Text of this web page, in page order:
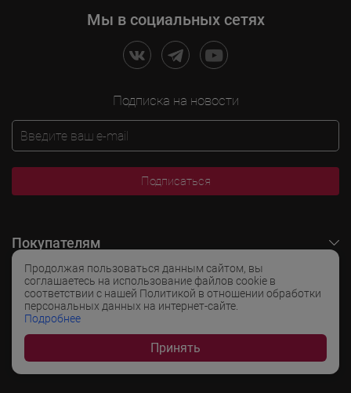
Продолжая пользоваться данным сайтом, вы
соглашаетесь на использование файлов cookie в
соответствии с нашей Политикой в отношении обработки
персональных данных на интернет-сайте.
Подробнее
Принять
Мы в социальных сетях
Подписка на новости
Подписаться
Покупателям
O LADOGA Wine
Интересные разделы
Популярные разделы